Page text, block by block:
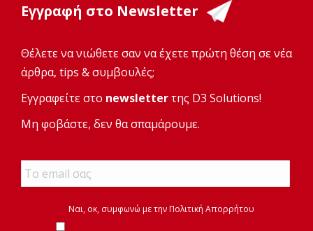
Εγγραφή στο Newsletter
Θέλετε να νιώθετε σαν να έχετε πρώτη θέση σε νέα
άρθρα, tips & συμβουλές;
Εγγραφείτε στο newsletterτης D3 Solutions!
Μη φοβάστε, δεν θα σπαμάρουμε.
Email *
*
Ναι, οκ, συμφωνώ με τηνΠολιτική Απορρήτου